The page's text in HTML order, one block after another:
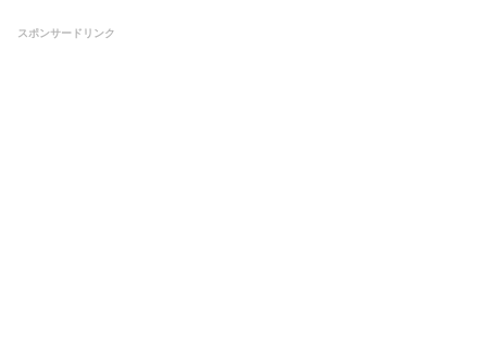
スポンサードリンク